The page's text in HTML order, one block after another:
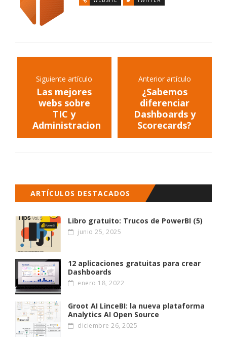
Siguiente artículo
Las mejores
webs sobre
TIC y
Administracion
Anterior artículo
¿Sabemos
diferenciar
Dashboards y
Scorecards?
ARTÍCULOS DESTACADOS
Libro gratuito: Trucos de PowerBI (5)
junio 25, 2025
12 aplicaciones gratuitas para crear
Dashboards
enero 18, 2022
Groot AI LinceBI: la nueva plataforma
Analytics AI Open Source
diciembre 26, 2025